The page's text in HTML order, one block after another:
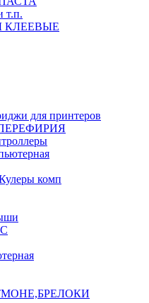
т.п.
КЛЕЕВЫЕ
для принтеров
комп